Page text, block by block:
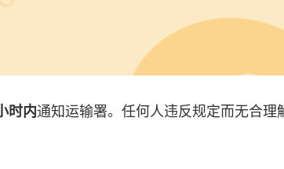
时内通知运输署。任何人违反规定而无合